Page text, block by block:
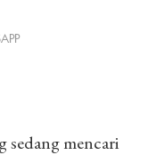
sedang mencari